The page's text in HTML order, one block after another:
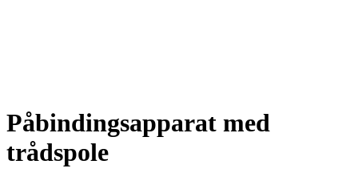
Påbindingsapparat med
trådspole